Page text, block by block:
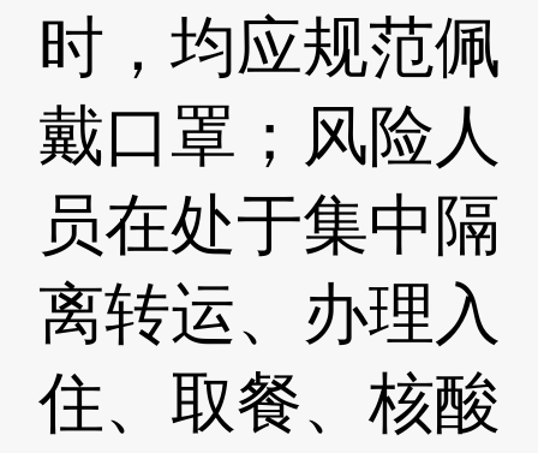
时，均应规范佩
戴口罩；风险人
员在处于集中隔
离转运、办理入
住、取餐、核酸